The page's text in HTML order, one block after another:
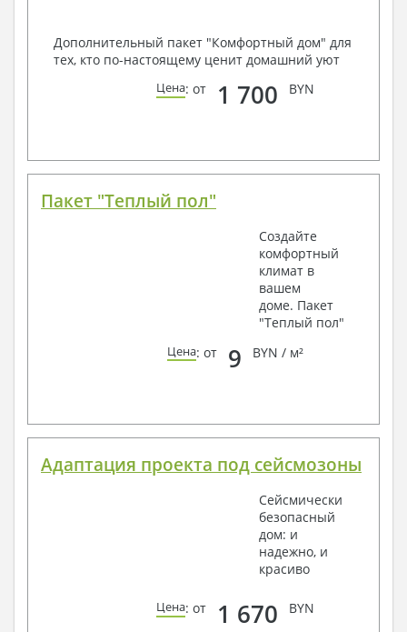
Дополнительный пакет "Комфортный дом" для
тех, кто по-настоящему ценит домашний уют
Цена: от 1 700 BYN
Пакет "Теплый пол"
Создайте
комфортный
климат в
вашем
доме. Пакет
"Теплый пол"
Цена: от 9 BYN / м²
Адаптация проекта под сейсмозоны
Сейсмически
безопасный
дом: и
надежно, и
красиво
Цена: от 1 670 BYN